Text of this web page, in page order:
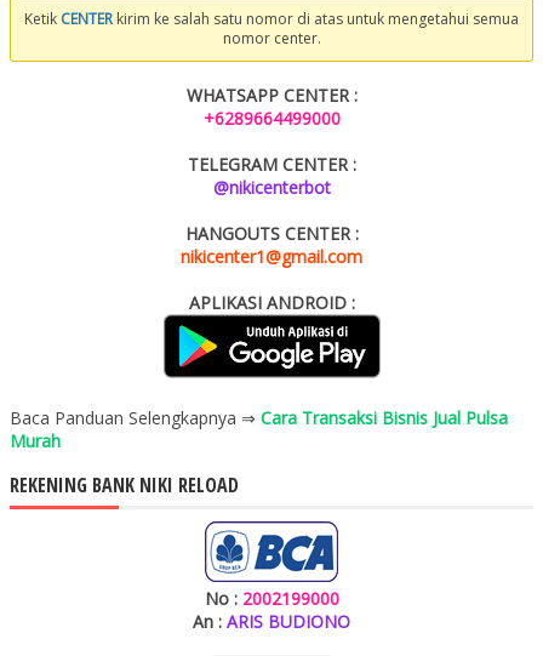
Ketik CENTER kirim ke salah satu nomor di atas untuk mengetahui semua
nomor center.
WHATSAPP CENTER :
+6289664499000
TELEGRAM CENTER :
@nikicenterbot
HANGOUTS CENTER :
nikicenter1@gmail.com
APLIKASI ANDROID :
Baca Panduan Selengkapnya ⇒ Cara Transaksi Bisnis Jual Pulsa
Murah
REKENING BANK NIKI RELOAD
No : 2002199000
An : ARIS BUDIONO